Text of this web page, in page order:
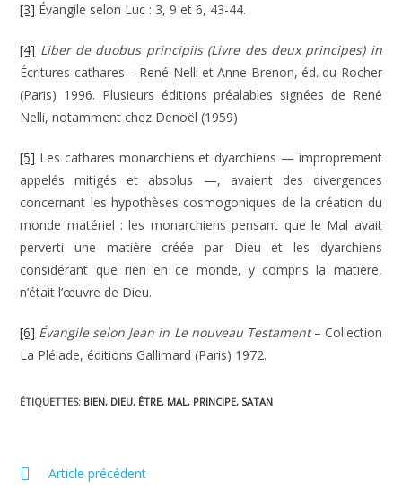
[3] Évangile selon Luc : 3, 9 et 6, 43-44.
[4] Liber de duobus principiis (Livre des deux principes) in
Écritures cathares – René Nelli et Anne Brenon, éd. du Rocher
(Paris) 1996. Plusieurs éditions préalables signées de René
Nelli, notamment chez Denoël (1959)
[5] Les cathares monarchiens et dyarchiens — improprement
appelés mitigés et absolus —, avaient des divergences
concernant les hypothèses cosmogoniques de la création du
monde matériel : les monarchiens pensant que le Mal avait
perverti une matière créée par Dieu et les dyarchiens
considérant que rien en ce monde, y compris la matière,
n’était l’œuvre de Dieu.
[6] Évangile selon Jean in Le nouveau Testament– Collection
La Pléiade, éditions Gallimard (Paris) 1972.
ÉTIQUETTES: BIEN, DIEU, ÊTRE, MAL, PRINCIPE, SATAN
ReadArticle précédent